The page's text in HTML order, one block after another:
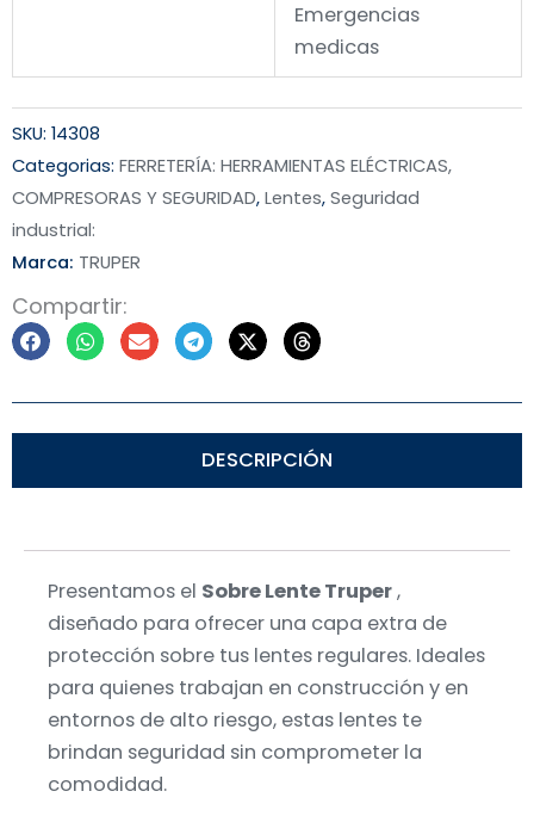
Emergencias
medicas
SKU: 14308
Categorias: FERRETERÍA: HERRAMIENTAS ELÉCTRICAS,
COMPRESORAS Y SEGURIDAD,Lentes,Seguridad
industrial:
Marca: TRUPER
Compartir:
DESCRIPCIÓN
Presentamos el Sobre Lente Truper,
diseñado para ofrecer una capa extra de
protección sobre tus lentes regulares. Ideales
para quienes trabajan en construcción y en
entornos de alto riesgo, estas lentes te
brindan seguridad sin comprometer la
comodidad.